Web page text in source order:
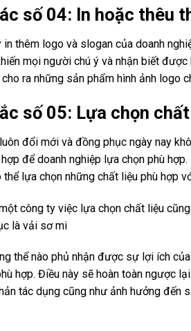
số 04: In hoặc thêu
in thêm logo và slogan của doanh
mọi người chú ý và nhận biết
ra những sản phẩm hình ảnh logo
số 05: Lựa chọn
đổi mới và đồng phục ngày nay
để doanh nghiệp lựa chọn phù
thể lựa chọn những chất liệu phù hợp
công ty việc lựa chọn chất liệu
là vải sơ mi
thể nào phủ nhận được sự lợi ích
hợp. Điều này sẽ hoàn toàn ngược
tác dụng cũng như ảnh hưởng đến